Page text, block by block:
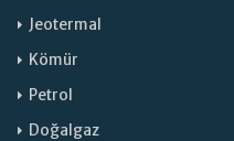
Jeotermal
Kömür
Petrol
Doğalgaz